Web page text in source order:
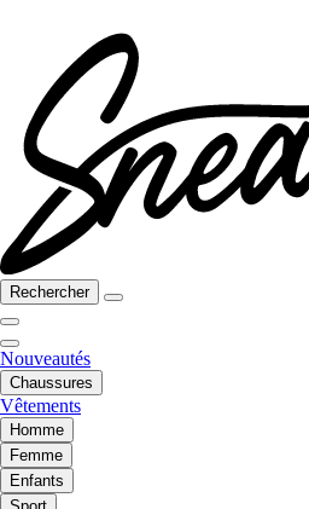
Rechercher
Nouveautés
Chaussures
Vêtements
Homme
Femme
Enfants